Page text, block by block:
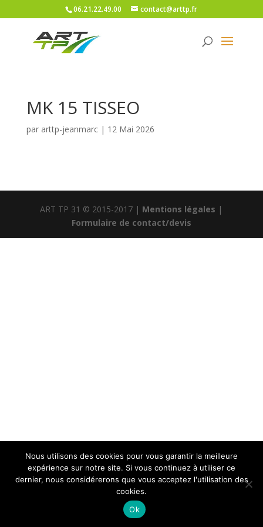
06.21.22.49.00 contact@arttp.fr
MK 15 TISSEO
par arttp-jeanmarc| 12 Mai 2026
ART TP 31 © 2015-2017 | Mentions légales |
Formulaire de contact/devis
Nous utilisons des cookies pour vous garantir la meilleure
expérience sur notre site. Si vous continuez à utiliser ce
dernier, nous considérerons que vous acceptez l'utilisation des
cookies.
Ok